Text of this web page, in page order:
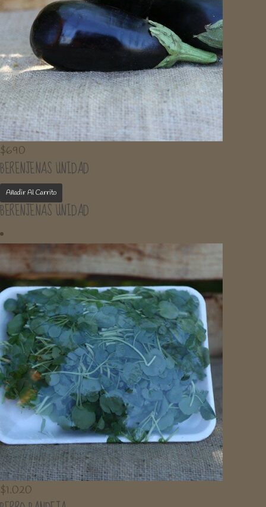
$690
BERENJENAS UNIDAD
Añadir Al Carrito
BERENJENAS UNIDAD
$1.020